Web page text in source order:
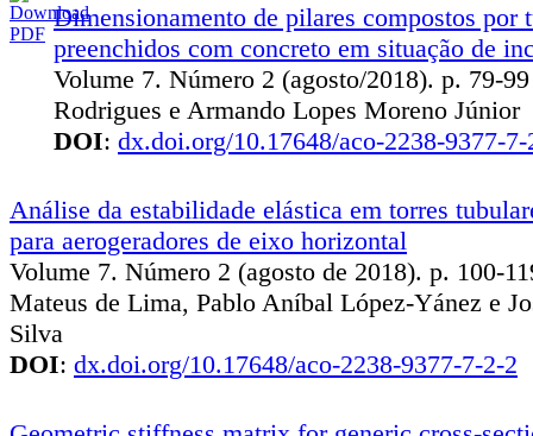
Dimensionamento de pilares compostos por
preenchidos com concreto em situação de
Volume 7. Número 2 (agosto/2018). p.
Rodrigues e Armando Lopes Moreno Júnior
DOI: dx.doi.org/10.17648/aco-2238-9377-7-
Análise da estabilidade elástica em torres
para aerogeradores de eixo horizontal
Volume 7. Número 2 (agosto de 2018). p. 100-
Mateus de Lima, Pablo Aníbal López-Yánez e
Silva
DOI: dx.doi.org/10.17648/aco-2238-9377-7-2-2